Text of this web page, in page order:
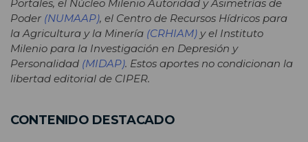
Portales, el Núcleo Milenio Autoridad y Asimetrías de
Poder (NUMAAP), el Centro de Recursos Hídricos para
la Agricultura y la Minería (CRHIAM) y el Instituto
Milenio para la Investigación en Depresión y
Personalidad (MIDAP). Estos aportes no condicionan la
libertad editorial de CIPER.
CONTENIDO DESTACADO